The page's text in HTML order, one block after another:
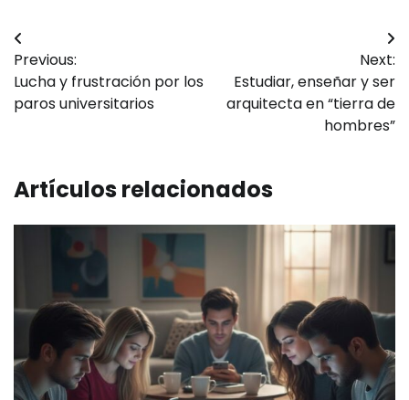
Navegación
de
entradas
Previous:
Lucha y frustración por los
paros universitarios
Next:
Estudiar, enseñar y ser
arquitecta en “tierra de
hombres”
Artículos relacionados